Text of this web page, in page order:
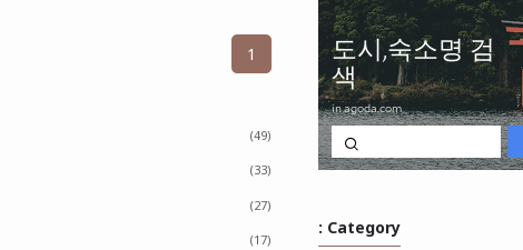
1
49
33
27
17
: Category